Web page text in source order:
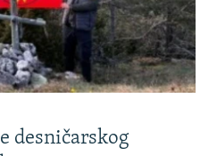
desničarskog